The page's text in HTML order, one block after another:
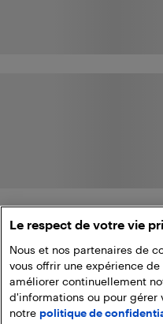
Le respect de votre vie
Nous et nos partenaires de
vous offrir une expérience
améliorer continuellement
d'informations ou pour gérer
notre politique de